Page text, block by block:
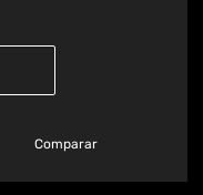
Comparar